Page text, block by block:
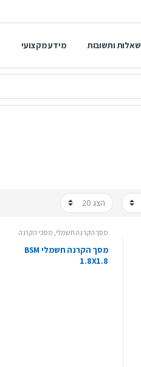
שאלות ותשובות מידע מקצועי
מסך הקרנה חשמלי, מסכי הקרנה
מסך הקרנה חשמלי BSM
1.8X1.8